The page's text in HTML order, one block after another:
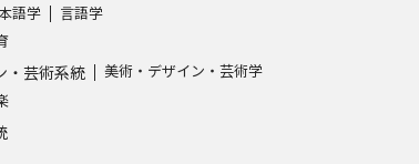
語学 言語学
・芸術系統 美術・デザイン・芸術学